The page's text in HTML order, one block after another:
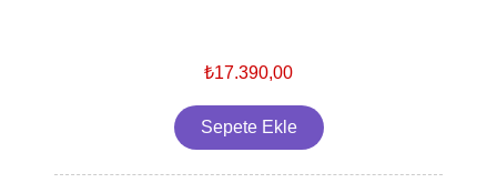
₺17.390,00